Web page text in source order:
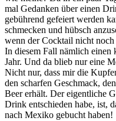
mal Gedanken über einen
gebührend gefeiert werden
schmecken und hübsch
wenn der Cocktail nicht
In diesem Fall nämlich einen
Jahr. Und da blieb nur eine
Nicht nur, dass mir die
den scharfen Geschmack,
Beer erhält. Der eigentliche
Drink entschieden habe, ist,
nach Mexiko gebucht haben!